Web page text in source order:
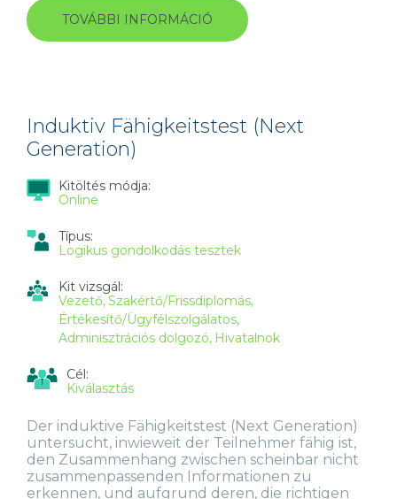
TOVÁBBI INFORMÁCIÓ INDUKTIV
FÄHIGKEITSTEST
Induktiv Fähigkeitstest (Next
Generation)
Kitöltés módja:
Online
Típus:
Logikus gondolkodás tesztek
Kit vizsgál:
Vezető Szakértő/Frissdiplomás
Értékesítő/Ügyfélszolgálatos
Adminisztrációs dolgozó Hivatalnok
Cél:
Kiválasztás
Der induktive Fähigkeitstest (Next Generation)
untersucht, inwieweit der Teilnehmer fähig ist,
den Zusammenhang zwischen scheinbar nicht
zusammenpassenden Informationen zu
erkennen, und aufgrund deren, die richtigen